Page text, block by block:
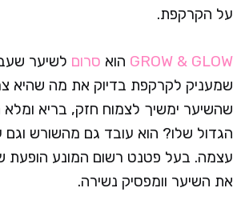
על הקרקפת.
GROW & GLOW הוא סרום לשיער
שמעניק לקרקפת בדיוק את מה שהיא
שהשיער ימשיך לצמוח חזק, בריא ומלא
הגדול שלו? הוא עובד גם מהשורש
עצמה. בעל פטנט רשום המונע הופעת
את השיער וומפסיק נשירה.